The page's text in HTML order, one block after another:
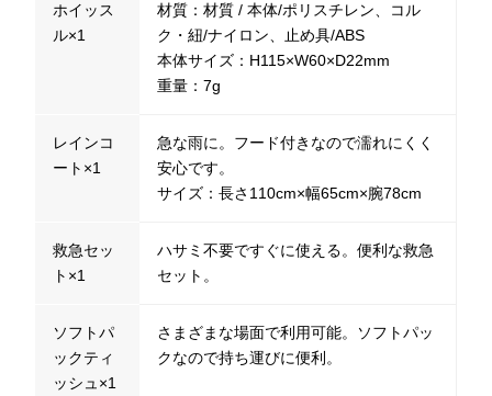
ホイッス
ル×1
材質：材質 / 本体/ポリスチレン、コル
ク・紐/ナイロン、止め具/ABS
本体サイズ：H115×W60×D22mm
重量：7g
レインコ
ート×1
急な雨に。フード付きなので濡れにくく
安心です。
サイズ：長さ110cm×幅65cm×腕78cm
救急セッ
ト×1
ハサミ不要ですぐに使える。便利な救急
セット。
ソフトパ
ックティ
ッシュ×1
さまざまな場面で利用可能。ソフトパッ
クなので持ち運びに便利。